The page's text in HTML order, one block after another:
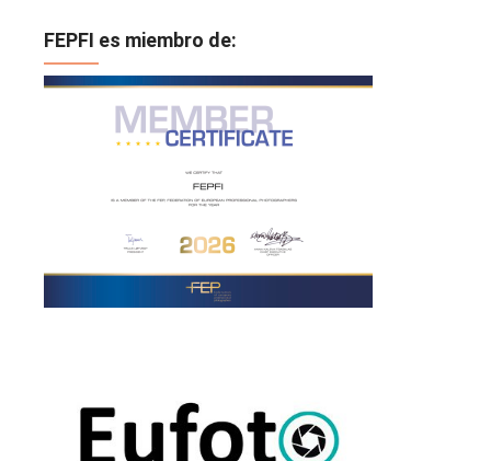
FEPFI es miembro de: